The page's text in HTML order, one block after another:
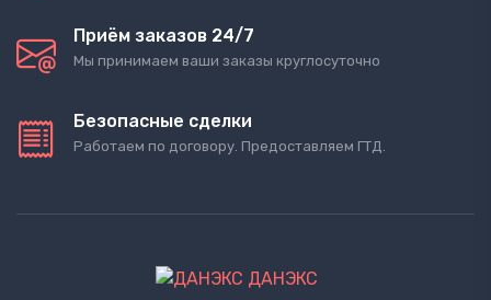
Приём заказов 24/7
Мы принимаем ваши заказы круглосуточно
Безопасные сделки
Работаем по договору. Предоставляем ГТД.
ДАНЭКС